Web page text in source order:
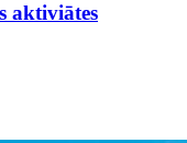
aktiviātes